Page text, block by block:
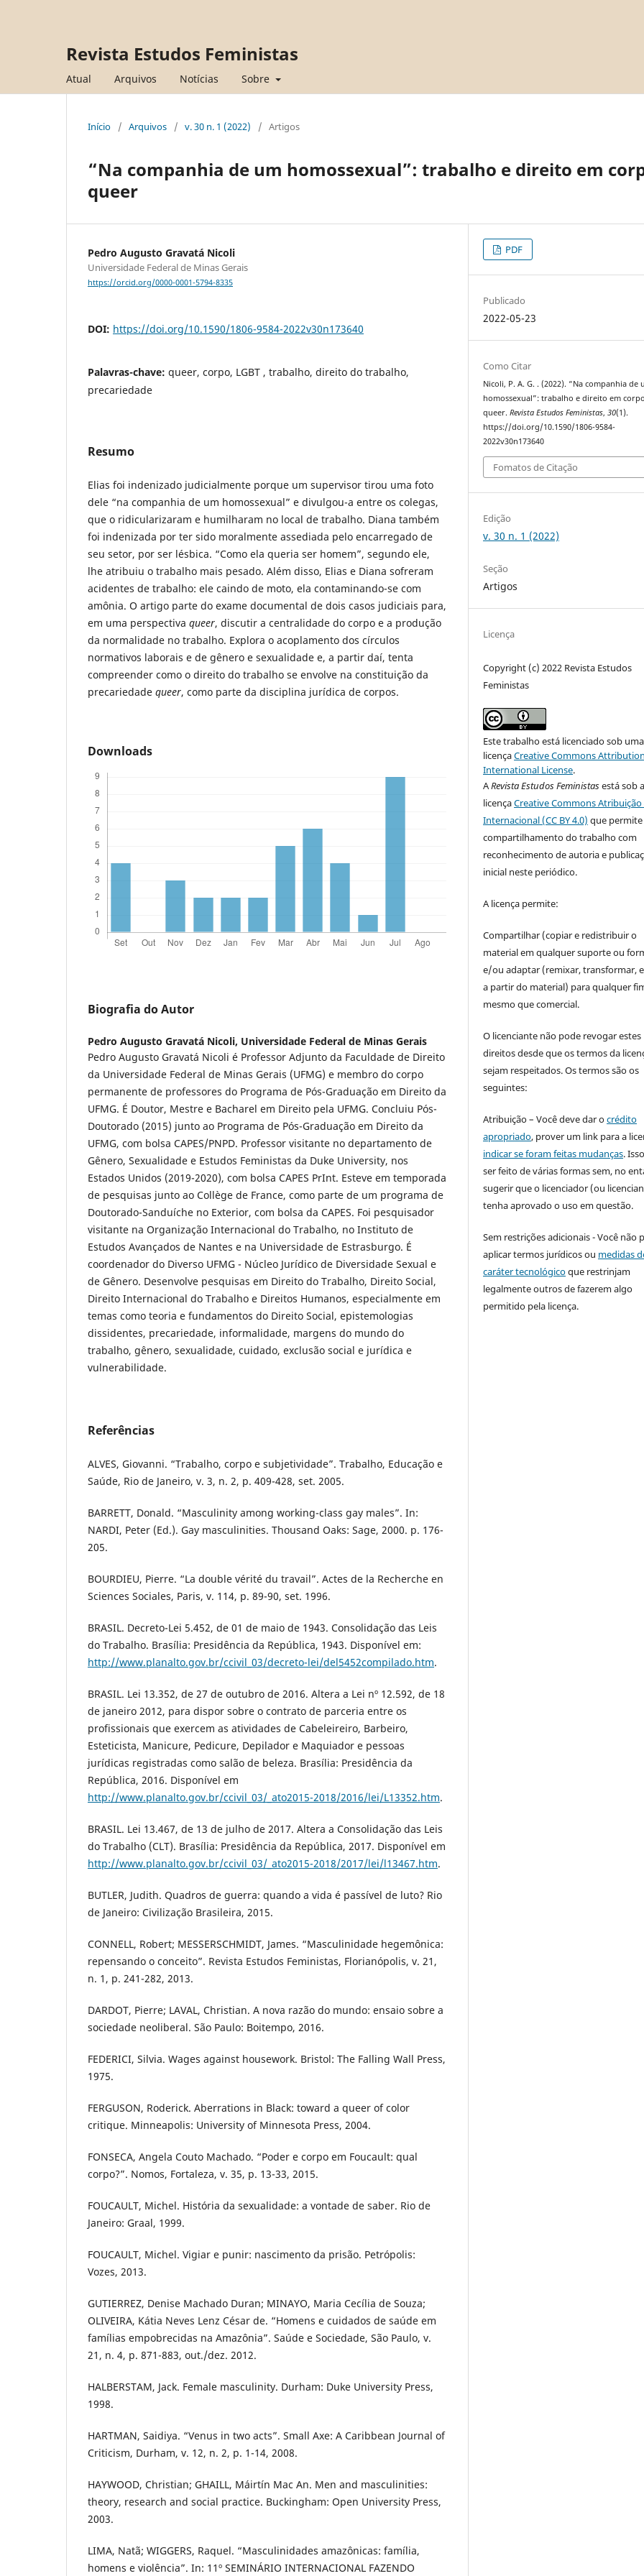
Revista Estudos Feministas
Atual Arquivos Notícias Sobre
Início / Arquivos / v. 30 n. 1 (2022) / Artigos
“Na companhia de um homossexual”: trabalho e direito em
queer
Pedro Augusto Gravatá Nicoli
Universidade Federal de Minas Gerais
https://orcid.org/0000-0001-5794-8335
DOI: https://doi.org/10.1590/1806-9584-2022v30n173640
Palavras-chave: queer, corpo, LGBT , trabalho, direito do trabalho,
precariedade
Resumo
Elias foi indenizado judicialmente porque um supervisor tirou uma foto
dele “na companhia de um homossexual” e divulgou-a entre os colegas,
que o ridicularizaram e humilharam no local de trabalho. Diana também
foi indenizada por ter sido moralmente assediada pelo encarregado de
seu setor, por ser lésbica. “Como ela queria ser homem”, segundo ele,
lhe atribuiu o trabalho mais pesado. Além disso, Elias e Diana sofreram
acidentes de trabalho: ele caindo de moto, ela contaminando-se com
amônia. O artigo parte do exame documental de dois casos judiciais para,
em uma perspectiva queer, discutir a centralidade do corpo e a produção
da normalidade no trabalho. Explora o acoplamento dos círculos
normativos laborais e de gênero e sexualidade e, a partir daí, tenta
compreender como o direito do trabalho se envolve na constituição da
precariedade queer, como parte da disciplina jurídica de corpos.
Downloads
Biografia do Autor
Pedro Augusto Gravatá Nicoli, Universidade Federal de Minas Gerais
Pedro Augusto Gravatá Nicoli é Professor Adjunto da Faculdade de Direito
da Universidade Federal de Minas Gerais (UFMG) e membro do corpo
permanente de professores do Programa de Pós-Graduação em Direito da
UFMG. É Doutor, Mestre e Bacharel em Direito pela UFMG. Concluiu Pós-
Doutorado (2015) junto ao Programa de Pós-Graduação em Direito da
UFMG, com bolsa CAPES/PNPD. Professor visitante no departamento de
Gênero, Sexualidade e Estudos Feministas da Duke University, nos
Estados Unidos (2019-2020), com bolsa CAPES PrInt. Esteve em temporada
de pesquisas junto ao Collège de France, como parte de um programa de
Doutorado-Sanduíche no Exterior, com bolsa da CAPES. Foi pesquisador
visitante na Organização Internacional do Trabalho, no Instituto de
Estudos Avançados de Nantes e na Universidade de Estrasburgo. É
coordenador do Diverso UFMG - Núcleo Jurídico de Diversidade Sexual e
de Gênero. Desenvolve pesquisas em Direito do Trabalho, Direito Social,
Direito Internacional do Trabalho e Direitos Humanos, especialmente em
temas como teoria e fundamentos do Direito Social, epistemologias
dissidentes, precariedade, informalidade, margens do mundo do
trabalho, gênero, sexualidade, cuidado, exclusão social e jurídica e
vulnerabilidade.
Referências
ALVES, Giovanni. “Trabalho, corpo e subjetividade”. Trabalho, Educação e
Saúde, Rio de Janeiro, v. 3, n. 2, p. 409-428, set. 2005.
BARRETT, Donald. “Masculinity among working-class gay males”. In:
NARDI, Peter (Ed.). Gay masculinities. Thousand Oaks: Sage, 2000. p. 176-
205.
BOURDIEU, Pierre. “La double vérité du travail”. Actes de la Recherche en
Sciences Sociales, Paris, v. 114, p. 89-90, set. 1996.
BRASIL. Decreto-Lei 5.452, de 01 de maio de 1943. Consolidação das Leis
do Trabalho. Brasília: Presidência da República, 1943. Disponível em:
http://www.planalto.gov.br/ccivil_03/decreto-lei/del5452compilado.htm.
BRASIL. Lei 13.352, de 27 de outubro de 2016. Altera a Lei nº 12.592, de 18
de janeiro 2012, para dispor sobre o contrato de parceria entre os
profissionais que exercem as atividades de Cabeleireiro, Barbeiro,
Esteticista, Manicure, Pedicure, Depilador e Maquiador e pessoas
jurídicas registradas como salão de beleza. Brasília: Presidência da
República, 2016. Disponível em
http://www.planalto.gov.br/ccivil_03/_ato2015-2018/2016/lei/L13352.htm.
BRASIL. Lei 13.467, de 13 de julho de 2017. Altera a Consolidação das Leis
do Trabalho (CLT). Brasília: Presidência da República, 2017. Disponível em
http://www.planalto.gov.br/ccivil_03/_ato2015-2018/2017/lei/l13467.htm.
BUTLER, Judith. Quadros de guerra: quando a vida é passível de luto? Rio
de Janeiro: Civilização Brasileira, 2015.
CONNELL, Robert; MESSERSCHMIDT, James. “Masculinidade hegemônica:
repensando o conceito”. Revista Estudos Feministas, Florianópolis, v. 21,
n. 1, p. 241-282, 2013.
DARDOT, Pierre; LAVAL, Christian. A nova razão do mundo: ensaio sobre a
sociedade neoliberal. São Paulo: Boitempo, 2016.
FEDERICI, Silvia. Wages against housework. Bristol: The Falling Wall Press,
1975.
FERGUSON, Roderick. Aberrations in Black: toward a queer of color
critique. Minneapolis: University of Minnesota Press, 2004.
FONSECA, Angela Couto Machado. “Poder e corpo em Foucault: qual
corpo?”. Nomos, Fortaleza, v. 35, p. 13-33, 2015.
FOUCAULT, Michel. História da sexualidade: a vontade de saber. Rio de
Janeiro: Graal, 1999.
FOUCAULT, Michel. Vigiar e punir: nascimento da prisão. Petrópolis:
Vozes, 2013.
GUTIERREZ, Denise Machado Duran; MINAYO, Maria Cecília de Souza;
OLIVEIRA, Kátia Neves Lenz César de. “Homens e cuidados de saúde em
famílias empobrecidas na Amazônia”. Saúde e Sociedade, São Paulo, v.
21, n. 4, p. 871-883, out./dez. 2012.
HALBERSTAM, Jack. Female masculinity. Durham: Duke University Press,
1998.
HARTMAN, Saidiya. “Venus in two acts”. Small Axe: A Caribbean Journal of
Criticism, Durham, v. 12, n. 2, p. 1-14, 2008.
HAYWOOD, Christian; GHAILL, Máirtín Mac An. Men and masculinities:
theory, research and social practice. Buckingham: Open University Press,
2003.
LIMA, Natã; WIGGERS, Raquel. “Masculinidades amazônicas: família,
homens e violência”. In: 11º SEMINÁRIO INTERNACIONAL FAZENDO
PDF
Publicado
2022-05-23
Como Citar
Nicoli, P. A. G. . (2022). “Na companhia de
homossexual”: trabalho e direito em corpo
queer.Revista Estudos Feministas,30(1).
https://doi.org/10.1590/1806-9584-
2022v30n173640
Fomatos de Citação
Edição
v. 30 n. 1 (2022)
Seção
Artigos
Licença
Copyright (c) 2022 Revista Estudos
Feministas
Este trabalho está licenciado sob uma
licençaCreative Commons
International License.
ARevista Estudos Feministasestá sob a
licençaCreative Commons Atribuição
Internacional (CC BY 4.0) que
compartilhamento do trabalho com
reconhecimento de autoria e
inicial neste periódico.
A licença permite:
Compartilhar (copiar e redistribuir o
material em qualquer suporte ou
e/ou adaptar (remixar, transformar,
a partir do material) para qualquer
mesmo que comercial.
O licenciante não pode revogar estes
direitos desde que os termos da
sejam respeitados. Os termos são os
seguintes:
Atribuição – Você deve dar ocrédito
apropriado, prover um link para a
indicar se foram feitas mudanças.
ser feito de várias formas sem, no
sugerir que o licenciador (ou
tenha aprovado o uso em questão.
Sem restrições adicionais - Você não
aplicar termos jurídicos ou medidas
caráter tecnológicoque restrinjam
legalmente outros de fazerem algo
permitido pela licença.